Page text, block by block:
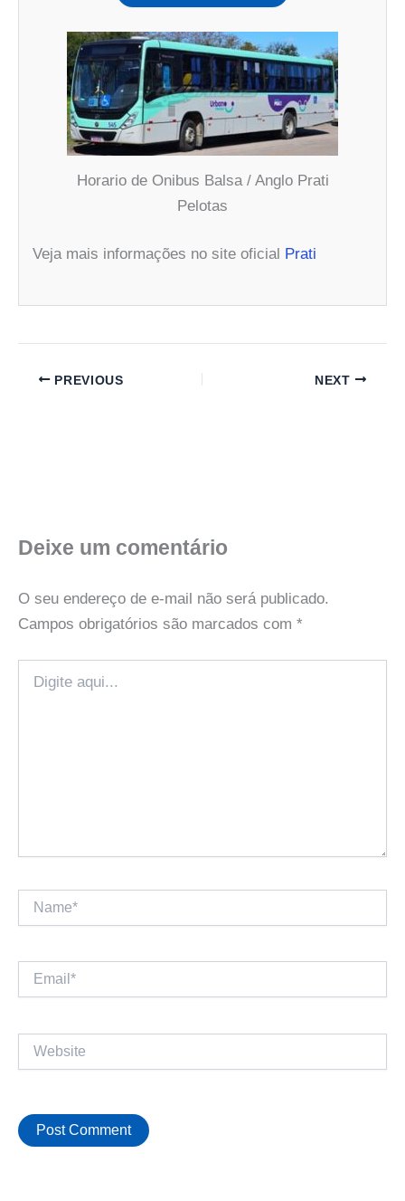
Horario de Onibus Balsa / Anglo Prati
Pelotas
Veja mais informações no site oficial Prati
PREVIOUS NEXT
Deixe um comentário
O seu endereço de e-mail não será publicado.
Campos obrigatórios são marcados com *
aqui...
Email*